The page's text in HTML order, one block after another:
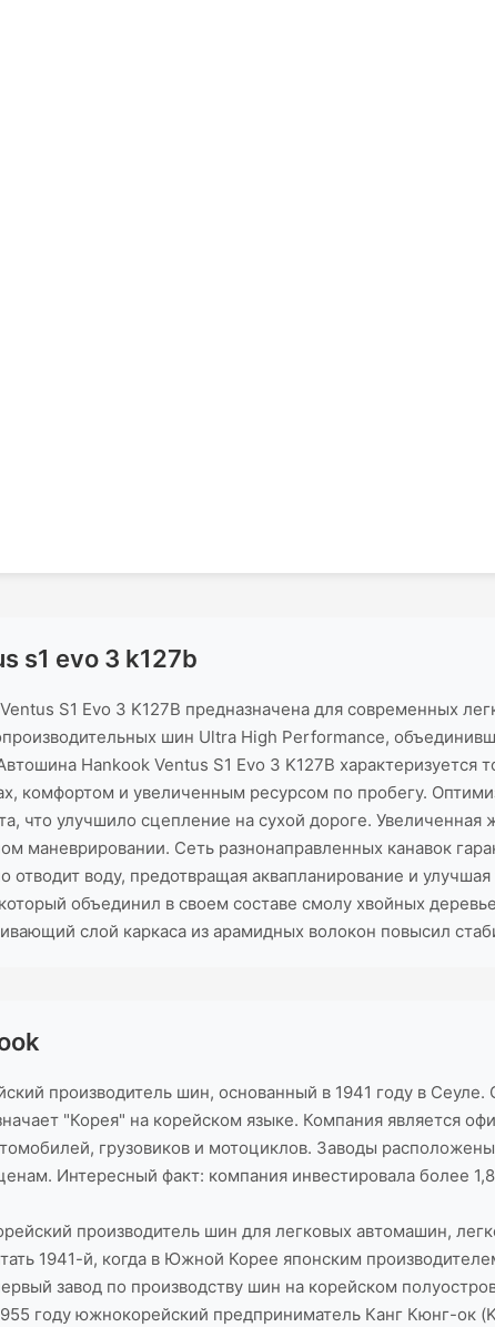
s1 evo 3 k127b
S1 Evo 3 K127B предназначена для современных
шин Ultra High Performance,
Hankook Ventus S1 Evo 3 K127B
комфортом и увеличенным ресурсом по пробегу.
что улучшило сцепление на сухой дороге.
маневрировании. Сеть разнонаправленных канавок
отводит воду, предотвращая аквапланирование и
объединил в своем составе смолу хвойных
слой каркаса из арамидных волокон повысил
производитель шин, основанный в 1941 году в
"Корея" на корейском языке. Компания является
грузовиков и мотоциклов. Заводы
Интересный факт: компания инвестировала более
производитель шин для легковых автомашин,
1941-й, когда в Южной Корее японским
завод по производству шин на корейском
году южнокорейский предприниматель Канг Кюнг-ок